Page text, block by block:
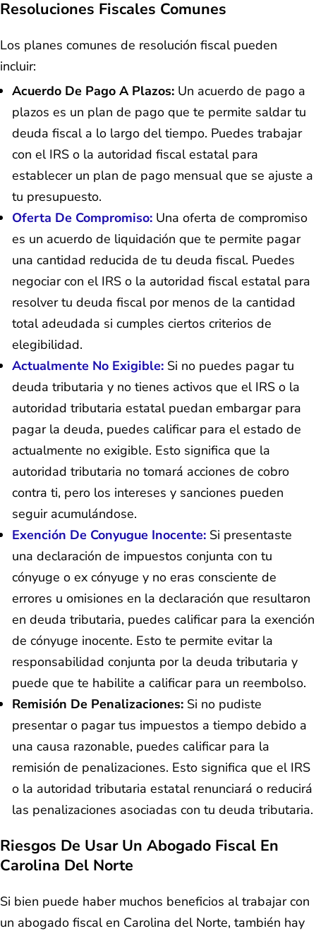
Resoluciones Fiscales Comunes
Los planes comunes de resolución fiscal pueden
incluir:
Acuerdo De Pago A Plazos: Un acuerdo de pago a
plazos es un plan de pago que te permite saldar tu
deuda fiscal a lo largo del tiempo. Puedes trabajar
con el IRS o la autoridad fiscal estatal para
establecer un plan de pago mensual que se ajuste a
tu presupuesto.
Oferta De Compromiso: Una oferta de compromiso
es un acuerdo de liquidación que te permite pagar
una cantidad reducida de tu deuda fiscal. Puedes
negociar con el IRS o la autoridad fiscal estatal para
resolver tu deuda fiscal por menos de la cantidad
total adeudada si cumples ciertos criterios de
elegibilidad.
Actualmente No Exigible: Si no puedes pagar tu
deuda tributaria y no tienes activos que el IRS o la
autoridad tributaria estatal puedan embargar para
pagar la deuda, puedes calificar para el estado de
actualmente no exigible. Esto significa que la
autoridad tributaria no tomará acciones de cobro
contra ti, pero los intereses y sanciones pueden
seguir acumulándose.
Exención De Conyugue Inocente: Si presentaste
una declaración de impuestos conjunta con tu
cónyuge o ex cónyuge y no eras consciente de
errores u omisiones en la declaración que resultaron
en deuda tributaria, puedes calificar para la exención
de cónyuge inocente. Esto te permite evitar la
responsabilidad conjunta por la deuda tributaria y
puede que te habilite a calificar para un reembolso.
Remisión De Penalizaciones: Si no pudiste
presentar o pagar tus impuestos a tiempo debido a
una causa razonable, puedes calificar para la
remisión de penalizaciones. Esto significa que el IRS
o la autoridad tributaria estatal renunciará o reducirá
las penalizaciones asociadas con tu deuda tributaria.
Riesgos De Usar Un Abogado Fiscal En
Carolina Del Norte
Si bien puede haber muchos beneficios al trabajar con
un abogado fiscal en Carolina del Norte, también hay